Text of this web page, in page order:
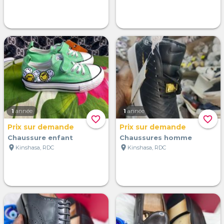
favorite_border
1 année
Prix sur demande
Chaussure enfant
location_on Kinshasa, RDC
favorite_border
1 année
Prix sur demande
Chaussures homme
location_on Kinshasa, RDC